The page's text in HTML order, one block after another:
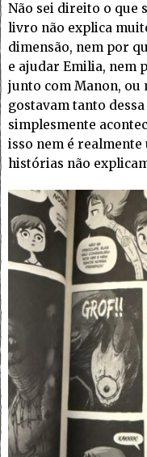
Não sei direito o que
livro não explica
dimensão, nem por
e ajudar Emilia, nem
junto com Manon, ou
gostavam tanto
simplesmente
isso nem é
histórias não